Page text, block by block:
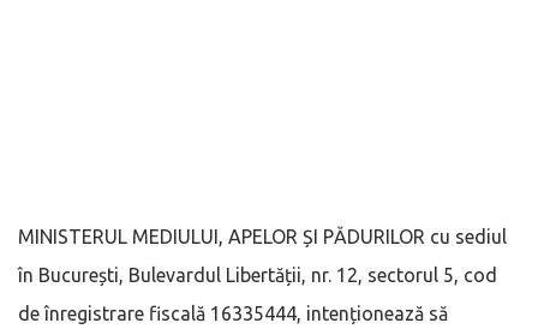
MINISTERUL MEDIULUI, APELOR ȘI PĂDURILOR cu sediul
în București, Bulevardul Libertății, nr. 12, sectorul 5, cod
de înregistrare fiscală 16335444, intenționează să